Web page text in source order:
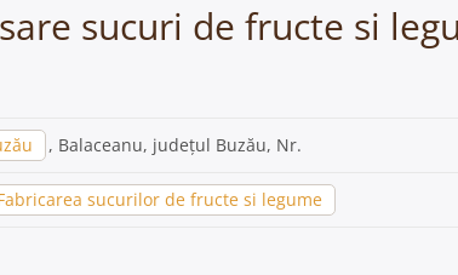
sucuri de fructe si
, Balaceanu, județul Buzău, Nr.
sucurilor de fructe si legume